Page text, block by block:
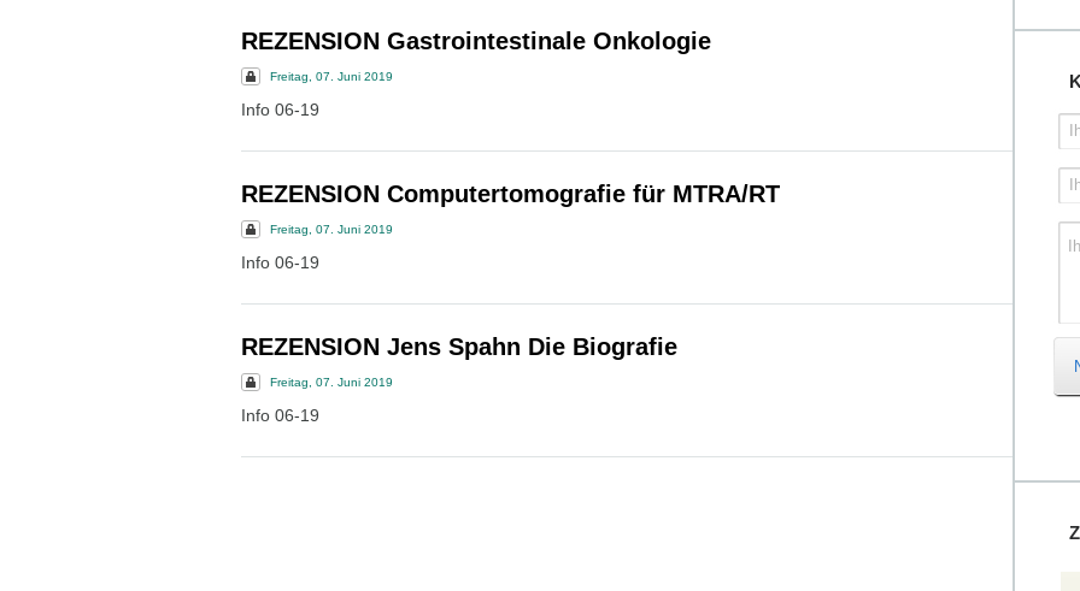
REZENSION Gastrointestinale Onkologie
Freitag, 07. Juni 2019
Info 06-19
REZENSION Computertomografie für MTRA/RT
Freitag, 07. Juni 2019
Info 06-19
REZENSION Jens Spahn Die Biografie
Freitag, 07. Juni 2019
Info 06-19